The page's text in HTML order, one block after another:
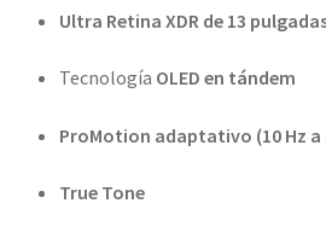
Ultra Retina XDR de 13
Tecnología OLED en tándem
ProMotion adaptativo (10 Hz a
True Tone